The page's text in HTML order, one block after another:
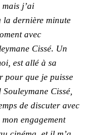
j’ai
la dernière minute
avec
Cissé. Un
est allé à sa
pour que je puisse
Cissé,
de discuter avec
engagement